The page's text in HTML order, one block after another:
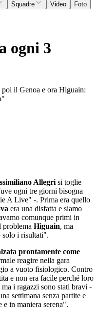
Squadre Video
Foto
ogni 3
il Genoa e ora Higuain:
Allegri si toglie
ogni tre giorni bisogna
A Live" -. Prima era quello
era una disfatta e siamo
comunque primi in
problema Higuain, ma
solo i risultati".
prontamente come
reagire nella gara
a vuoto fisiologico. Contro
e non era facile perché loro
i ragazzi sono stati bravi -
settimana senza partite e
e in maniera serena".